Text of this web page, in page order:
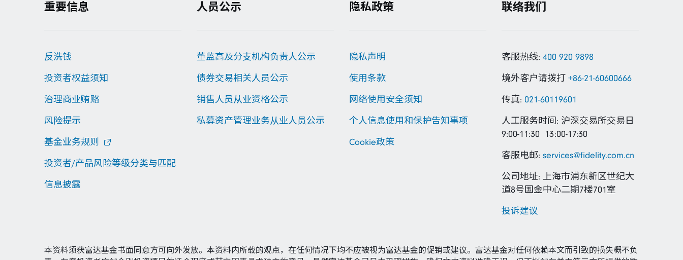
重要信息
反洗钱
投资者权益须知
治理商业贿赂
风险提示
基金业务规则
投资者/产品风险等级分类与匹配
信息披露
人员公示
董监高及分支机构负责人公示
债券交易相关人员公示
销售人员从业资格公示
私募资产管理业务从业人员公示
隐私政策
隐私声明
使用条款
网络使用安全须知
个人信息使用和保护告知事项
Cookie政策
联络我们
客服热线: 400 920 9898
境外客户请拨打 +86-21-60600666
传真: 021-60119601
人工服务时间: 沪深交易所交易日
9:00-11:30 13:00-17:30
客服电邮: services@fidelity.com.cn
公司地址: 上海市浦东新区世纪大
道8号国金中心二期7楼701室
投诉建议
本资料须获富达基金书面同意方可向外发放。本资料内所载的观点，在任何情况下均不应被视为富达基金的促销或建议。富达基金对任何依赖本文而引致的损失概不负